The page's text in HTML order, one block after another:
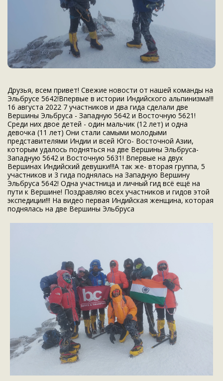
Друзья, всем привет! Свежие новости от нашей команды на
Эльбрусе 5642!Впервые в истории Индийского альпинизма!!!
16 августа 2022 7 участников и два гида сделали две
Вершины Эльбруса - Западную 5642 и Восточную 5621!
Среди них двое детей - один мальчик (12 лет) и одна
девочка (11 лет) Они стали самыми молодыми
представителями Индии и всей Юго- Восточной Азии,
которым удалось подняться на две Вершины Эльбруса-
Западную 5642 и Восточную 5631! Впервые на двух
Вершинах Индийский девушки!!!А так же- вторая группа, 5
участников и 3 гида поднялась на Западную Вершину
Эльбруса 5642! Одна участница и личный гид всё ещё на
пути к Вершине! Поздравляю всех участников и гидов этой
экспедиции!!! На видео первая Индийская женщина, которая
поднялась на две Вершины Эльбруса